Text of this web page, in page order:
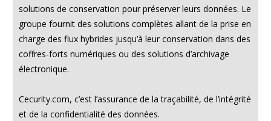
solutions de conservation pour préserver leurs données. Le
groupe fournit des solutions complètes allant de la prise en
charge des flux hybrides jusqu’à leur conservation dans des
coffres-forts numériques ou des solutions d’archivage
électronique.
Cecurity.com, c’est l’assurance de la traçabilité, de l’intégrité
et de la confidentialité des données.